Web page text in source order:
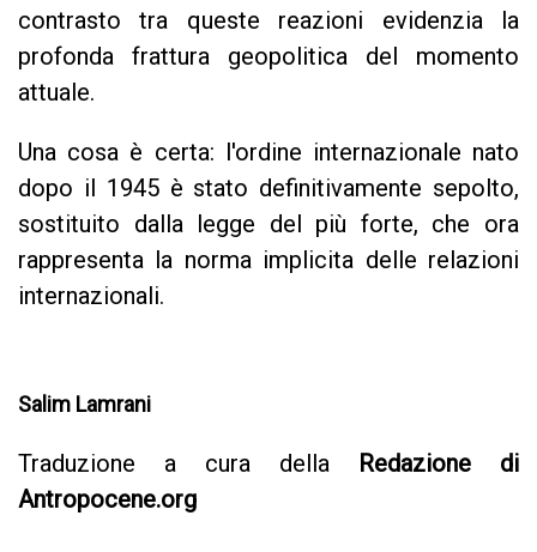
contrasto tra queste reazioni evidenzia la
profonda frattura geopolitica del momento
attuale.
Una cosa è certa: l'ordine internazionale nato
dopo il 1945 è stato definitivamente sepolto,
sostituito dalla legge del più forte, che ora
rappresenta la norma implicita delle relazioni
internazionali.
Salim Lamrani
Traduzione a cura della Redazione di
Antropocene.org